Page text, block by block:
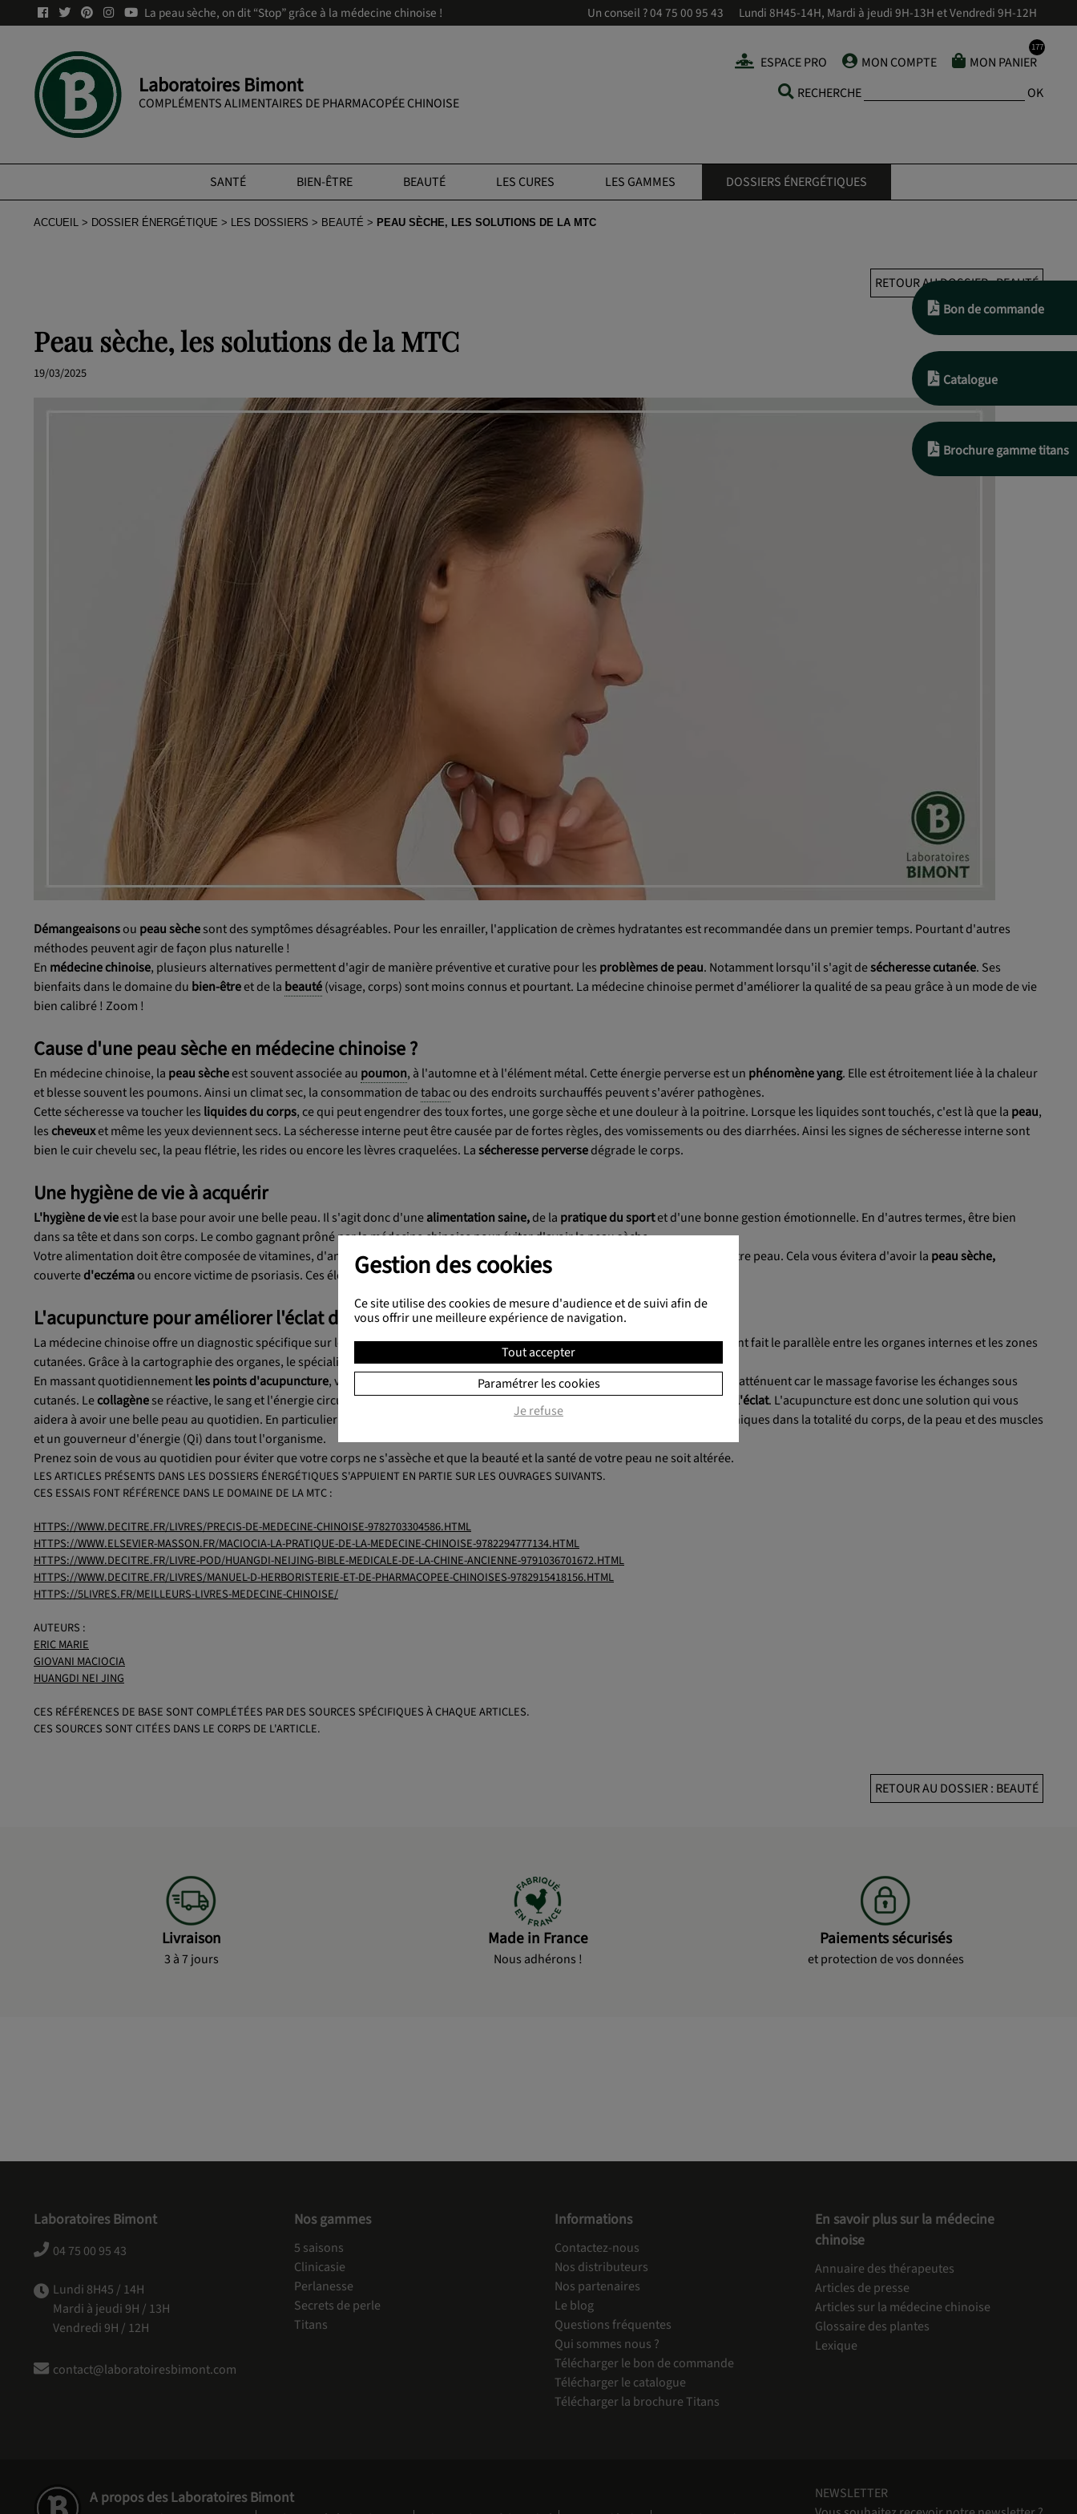
La peau sèche, on dit “Stop” grâce à la médecine chinoise ! Un conseil ?04 75 00 95 43 Lundi 8H45-14H, Mardi à jeudi 9H-13H et Vendredi 9H-12H
Laboratoires Bimont
COMPLÉMENTS ALIMENTAIRES DE PHARMACOPÉE CHINOISE
ESPACE PRO MON COMPTE
MON PANIER
RECHERCHE
OK
SANTÉ BIEN-ÊTRE BEAUTÉ LES CURES LES GAMMES DOSSIERS ÉNERGÉTIQUES
ACCUEIL DOSSIER ÉNERGÉTIQUE LES DOSSIERS BEAUTÉ PEAU SÈCHE, LES SOLUTIONS DE LA MTC
RETOUR AU DOSSIER : BEAUTÉ
Peau sèche, les solutions de la MTC
19/03/2025
Démangeaisonsou peau sèchesont des symptômes désagréables. Pour les enrailler, l'application de crèmes hydratantes est recommandée dans un premier temps. Pourtant d'autres
méthodes peuvent agir de façon plus naturelle !
En médecine chinoise, plusieurs alternatives permettent d'agir de manière préventive et curative pour les problèmes de peau. Notamment lorsqu'il s'agit desécheresse cutanée. Ses
bienfaits dans le domaine du bien-êtreet de la beauté(visage, corps) sont moins connus et pourtant. La médecine chinoise permet d'améliorer la qualité de sa peau grâce à un mode de vie
bien calibré ! Zoom !
Cause d'une peau sèche en médecine chinoise ?
En médecine chinoise, la peau sècheest souvent associée au poumon, à l'automne et à l'élément métal. Cette énergie perverse est un phénomène yang. Elle est étroitement liée à la chaleur
et blesse souvent les poumons. Ainsi un climat sec, la consommation detabacou des endroits surchauffés peuvent s'avérer pathogènes.
Cette sécheresse va toucher les liquides du corps, ce qui peut engendrer des toux fortes, une gorge sèche et une douleur à la poitrine. Lorsque les liquides sont touchés, c'est là que la peau,
lescheveuxet même les yeux deviennent secs. La sécheresse interne peut être causée par de fortes règles, des vomissements ou des diarrhées. Ainsi les signes de sécheresse interne sont
bien le cuir chevelu sec, la peau flétrie, les rides ou encore les lèvres craquelées. Lasécheresse perversedégrade le corps.
Une hygiène de vie à acquérir
L'hygiène de vieest la base pour avoir une belle peau. Il s'agit donc d'unealimentation saine,de la pratique du sportet d'une bonne gestion émotionnelle. En d'autres termes, être bien
dans sa tête et dans son corps. Le combo gagnant prôné par la médecine chinoise pour éviter d'avoir la peau sèche.
Votre alimentation doit être composée de vitamines, d'antioxydants, d'acides gras et d'oligo éléments pour parfaire la beauté de votre peau. Cela vous évitera d'avoir la peau sèche,
couverted'eczémaou encore victime de psoriasis. Ces éléments essentiels sont présents dans les produits de la terre et de la mer.
L'acupuncture pour améliorer l'éclat de son teint
La médecine chinoise offre un diagnostic spécifique sur les maladies dermatologiques. En effet, depuis des millénaires les chinois ont fait le parallèle entre les organes internes et les zones
cutanées. Grâce à la cartographie des organes, le spécialiste peut rapidement cibler l'organe qui souffre.
En massant quotidiennementles points d'acupuncture, vous assurez à votre peau un éclat, une élasticité et une tonicité. Les rides s'atténuent car le massage favorise les échanges sous
cutanés. Lecollagènese réactive, le sang et l'énergie circulent mieux sous la peau. De ce fait, votre teint retrouve de lacouleur et de l'éclat. L'acupuncture est donc une solution qui vous
aidera à avoir une belle peau au quotidien. En particulier si le
est activé. C'est un protecteur des liquides organiques dans la totalité du corps, de la peau et des muscles
et un gouverneur d'énergie (Qi) dans tout l'organisme.
Prenez soin de vous au quotidien pour éviter que votre corps ne s'assèche et que la beauté et la santé de votre peau ne soit altérée.
LES ARTICLES PRÉSENTS DANS LES DOSSIERS ÉNERGÉTIQUES S'APPUIENT EN PARTIE SUR LES OUVRAGES SUIVANTS.
CES ESSAIS FONT RÉFÉRENCE DANS LE DOMAINE DE LA MTC :
HTTPS://WWW.DECITRE.FR/LIVRES/PRECIS-DE-MEDECINE-CHINOISE-9782703304586.HTML
HTTPS://WWW.ELSEVIER-MASSON.FR/MACIOCIA-LA-PRATIQUE-DE-LA-MEDECINE-CHINOISE-9782294777134.HTML
HTTPS://WWW.DECITRE.FR/LIVRE-POD/HUANGDI-NEIJING-BIBLE-MEDICALE-DE-LA-CHINE-ANCIENNE-9791036701672.HTML
HTTPS://WWW.DECITRE.FR/LIVRES/MANUEL-D-HERBORISTERIE-ET-DE-PHARMACOPEE-CHINOISES-9782915418156.HTML
HTTPS://5LIVRES.FR/MEILLEURS-LIVRES-MEDECINE-CHINOISE/
AUTEURS :
ERIC MARIE
GIOVANI MACIOCIA
HUANGDI NEI JING
CES RÉFÉRENCES DE BASE SONT COMPLÉTÉES PAR DES SOURCES SPÉCIFIQUES À CHAQUE ARTICLES.
CES SOURCES SONT CITÉES DANS LE CORPS DE L'ARTICLE.
RETOUR AU DOSSIER : BEAUTÉ
Livraison
3 à 7 jours
Made in France
Nous adhérons !
Paiements sécurisés
et protection de vos données
Laboratoires Bimont
04 75 00 95 43
Lundi 8H45 / 14H
Mardi à jeudi 9H / 13H
Vendredi 9H / 12H
contact@laboratoiresbimont.com
Nos gammes
5 saisons
Clinicasie
Perlanesse
Secrets de perle
Titans
Informations
Contactez-nous
Nos distributeurs
Nos partenaires
Le blog
Questions fréquentes
Qui sommes nous ?
Télécharger le bon de commande
Télécharger le catalogue
Télécharger la brochure Titans
En savoir plus sur la médecine
chinoise
Annuaire des thérapeutes
Articles de presse
Articles sur la médecine chinoise
Glossaire des plantes
Lexique
A propos des Laboratoires Bimont
NEWSLETTER
Bon de commande
Catalogue
Brochure gamme titans
Gestion des cookies
Ce site utilise des cookies de mesure d'audience et de suivi afin de
vous offrir une meilleure expérience de navigation.
Tout accepter
Paramétrer les cookies
Je refuse